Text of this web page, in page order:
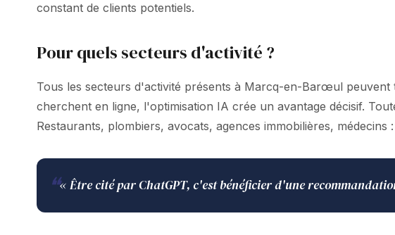
constant de clients potentiels.
Pour quels secteurs d'activité ?
Tous les secteurs d'activité présents à Marcq-en-Barœul peuvent
cherchent en ligne, l'optimisation IA crée un avantage décisif.
Restaurants, plombiers, avocats, agences immobilières,
❝« Être cité par ChatGPT, c'est bénéficier d'une